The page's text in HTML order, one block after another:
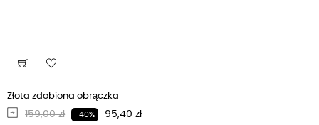
Złota zdobiona obrączka
Regularna cena
159,00 zł -40% Cena
95,40 zł